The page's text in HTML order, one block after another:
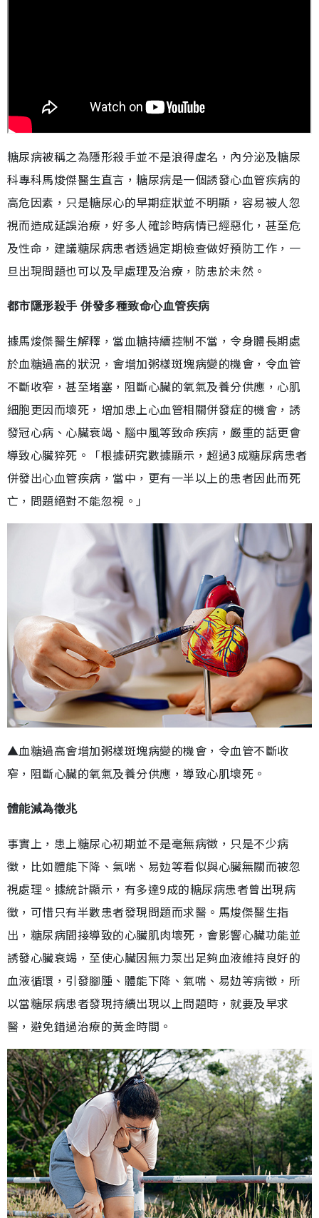
糖尿病被稱之為隱形殺手並不是浪得虛名，內分泌及糖尿
科專科馬焌傑醫生直言，糖尿病是一個誘發心血管疾病的
高危因素，只是糖尿心的早期症狀並不明顯，容易被人忽
視而造成延誤治療，好多人確診時病情已經惡化，甚至危
及性命，建議糖尿病患者透過定期檢查做好預防工作，一
旦出現問題也可以及早處理及治療，防患於未然。
都市隱形殺手 併發多種致命心血管疾病
據馬焌傑醫生解釋，當血糖持續控制不當，令身體長期處
於血糖過高的狀況，會增加粥樣斑塊病變的機會，令血管
不斷收窄，甚至堵塞，阻斷心臟的氧氣及養分供應，心肌
細胞更因而壞死，增加患上心血管相關併發症的機會，誘
發冠心病、心臟衰竭、腦中風等致命疾病，嚴重的話更會
導致心臟猝死。「根據研究數據顯示，超過3成糖尿病患者
併發出心血管疾病，當中，更有一半以上的患者因此而死
亡，問題絕對不能忽視。」
▲血糖過高會增加粥樣斑塊病變的機會，令血管不斷收
窄，阻斷心臟的氧氣及養分供應，導致心肌壞死。
體能減為徵兆
事實上，患上糖尿心初期並不是毫無病徵，只是不少病
徵，比如體能下降、氣喘、易攰等看似與心臟無關而被忽
視處理。據統計顯示，有多達9成的糖尿病患者曾出現病
徵，可惜只有半數患者發現問題而求醫。馬焌傑醫生指
出，糖尿病間接導致的心臟肌肉壞死，會影響心臟功能並
誘發心臟衰竭，至使心臟因無力泵出足夠血液維持良好的
血液循環，引發腳腫、體能下降、氣喘、易攰等病徵，所
以當糖尿病患者發現持續出現以上問題時，就要及早求
醫，避免錯過治療的黃金時間。